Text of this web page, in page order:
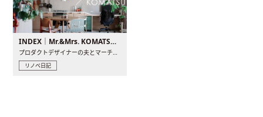
INDEX｜Mr.&Mrs. KOMATSU renovation diary
プロダクトデザイナーの夫とマーチャンダイザーの妻が、夫婦で..
リノベ日記